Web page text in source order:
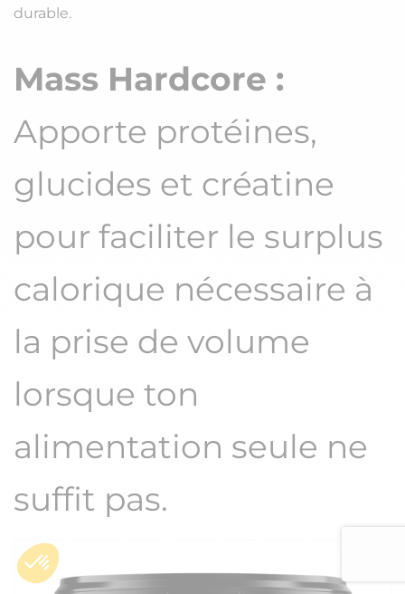
durable.
Mass Hardcore :
Apporte protéines,
glucides et créatine
pour faciliter le surplus
calorique nécessaire à
la prise de volume
lorsque ton
alimentation seule ne
suffit pas.